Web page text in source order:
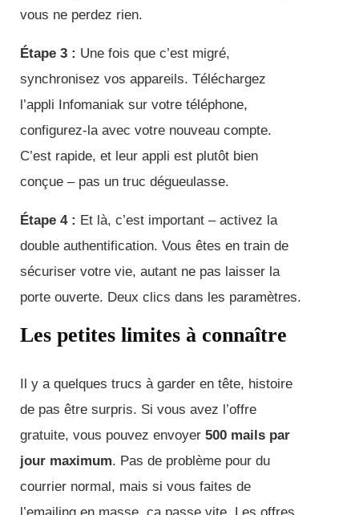
vous ne perdez rien.
Étape 3 : Une fois que c’est migré,
synchronisez vos appareils. Téléchargez
l’appli Infomaniak sur votre téléphone,
configurez-la avec votre nouveau compte.
C’est rapide, et leur appli est plutôt bien
conçue – pas un truc dégueulasse.
Étape 4 : Et là, c’est important – activez la
double authentification. Vous êtes en train de
sécuriser votre vie, autant ne pas laisser la
porte ouverte. Deux clics dans les paramètres.
Les petites limites à connaître
Il y a quelques trucs à garder en tête, histoire
de pas être surpris. Si vous avez l’offre
gratuite, vous pouvez envoyer 500 mails par
jour maximum. Pas de problème pour du
courrier normal, mais si vous faites de